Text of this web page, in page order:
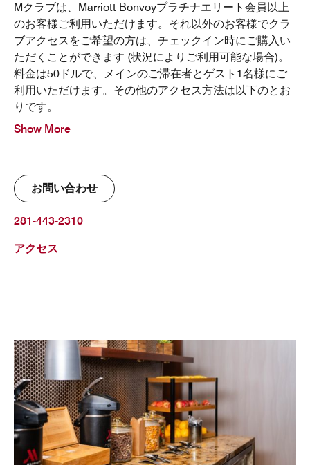
Mクラブは、Marriott Bonvoyプラチナエリート会員以上
のお客様ご利用いただけます。それ以外のお客様でクラ
ブアクセスをご希望の方は、チェックイン時にご購入い
ただくことができます (状況によりご利用可能な場合)。
料金は50ドルで、メインのご滞在者とゲスト1名様にご
利用いただけます。その他のアクセス方法は以下のとお
りです。
Show More
お問い合わせ
281-443-2310
アクセス